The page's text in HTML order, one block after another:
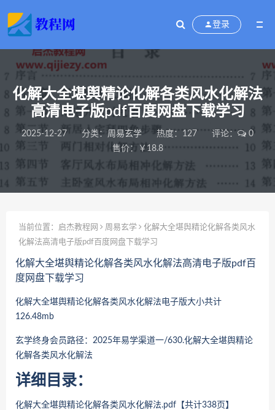
登录
化解大全堪舆精论化解各类风水化解法
高清电子版pdf百度网盘下载学习
2025-12-27 分类： 周易玄学 热度：127 评论：
0
售价：￥18.8
当前位置： 启杰教程网 周易玄学
化解大全堪舆精论化解各类风水
化解法高清电子版pdf百度网盘下载学习
化解大全堪舆精论化解各类风水化解法高清电子版pdf百
度网盘下载学习
化解大全堪舆精论化解各类风水化解法电子版大小共计
126.48mb
玄学终身会员路径：2025年易学渠道一/630.化解大全堪舆精论
化解各类风水化解法
详细目录：
化解大全堪舆精论化解各类风水化解法.pdf【共计338页】